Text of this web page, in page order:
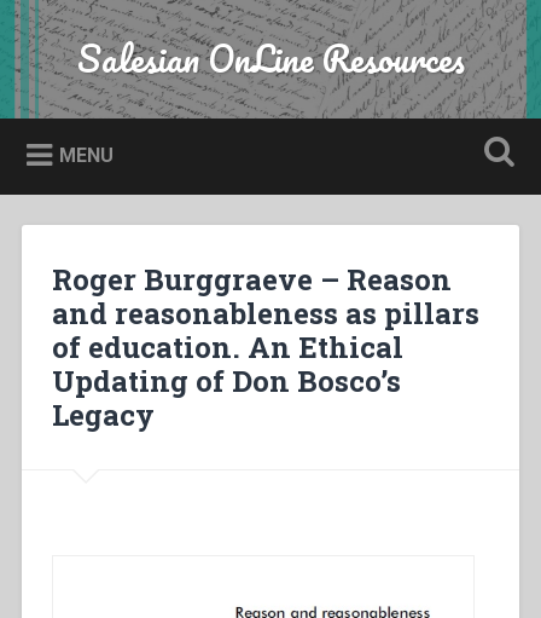
Skip
to
content
Search Salesian OnLine Resources
MENU
Roger Burggraeve – Reason
and reasonableness as pillars
of education. An Ethical
Updating of Don Bosco’s
Legacy